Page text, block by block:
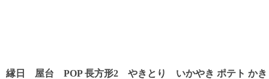
縁日 屋台 POP 長方形2 やきとり いかやき ポテト かき